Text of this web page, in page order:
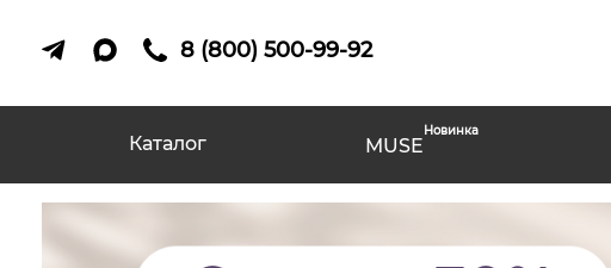
8 (800) 500-99-92
Каталог MUSE
Новинка